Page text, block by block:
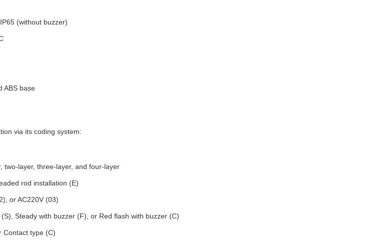
(without buzzer)
ABS base
via its coding system:
two-layer, three-layer, and four-layer
rod installation (E)
or AC220V (03)
Steady with buzzer (F), or Red flash with buzzer (C)
Contact type (C)